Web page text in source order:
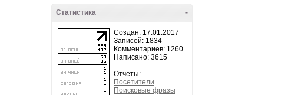
-
Статистика
Создан: 17.01.2017
Записей: 1834
Комментариев: 1260
Написано: 3615
Отчеты:
Посетители
Поисковые фразы